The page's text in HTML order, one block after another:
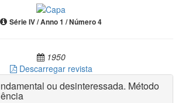
Série IV / Anno 1 / Número 4
1950
Descarregar revista
ou desinteressada. Método